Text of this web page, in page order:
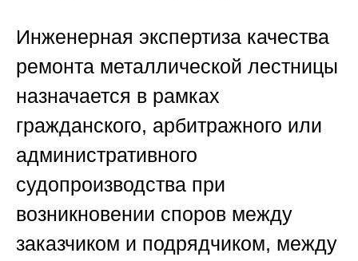
Инженерная экспертиза качества
ремонта металлической лестницы
назначается в рамках
гражданского, арбитражного или
административного
судопроизводства при
возникновении споров между
заказчиком и подрядчиком, между